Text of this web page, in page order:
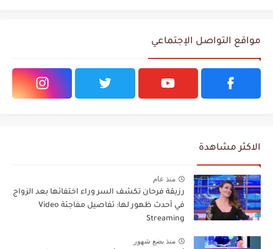
مواقع التواصل الإجتماعي
الاكثر مشاهدة
منذ عام
رزيقة فرحان تكشف السر وراء اختفائها بعد الزواج
في أحدث ظهور لها: تفاصيل مفاجئة Video
Streaming
منذ بضع شهور